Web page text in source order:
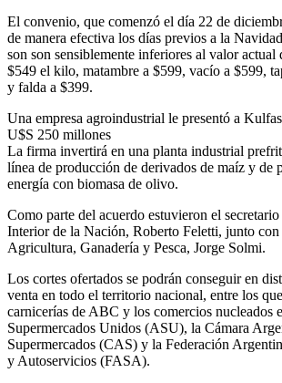
El convenio, que comenzó el día 22 de
de manera efectiva los días previos a la
son son sensiblemente inferiores al valor actual
$549 el kilo, matambre a $599, vacío a $599,
y falda a $399.
Una empresa agroindustrial le presentó a
U$S 250 millones
La firma invertirá en una planta industrial
línea de producción de derivados de maíz y de
energía con biomasa de olivo.
Como parte del acuerdo estuvieron el
Interior de la Nación, Roberto Feletti, junto con
Agricultura, Ganadería y Pesca, Jorge Solmi.
Los cortes ofertados se podrán conseguir en
venta en todo el territorio nacional, entre los
carnicerías de ABC y los comercios nucleados
Supermercados Unidos (ASU), la Cámara
Supermercados (CAS) y la Federación
y Autoservicios (FASA).